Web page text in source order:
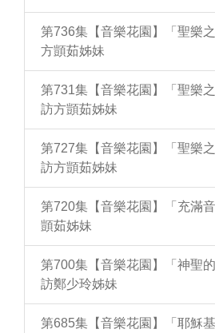
第736集【音樂花園】「聖樂
方顗茹姊妹
第731集【音樂花園】「聖樂
訪方顗茹姊妹
第727集【音樂花園】「聖樂
訪方顗茹姊妹
第720集【音樂花園】「充滿
顗茹姊妹
第700集【音樂花園】「神聖
訪鄭少玲姊妹
第685集【音樂花園】「耶穌